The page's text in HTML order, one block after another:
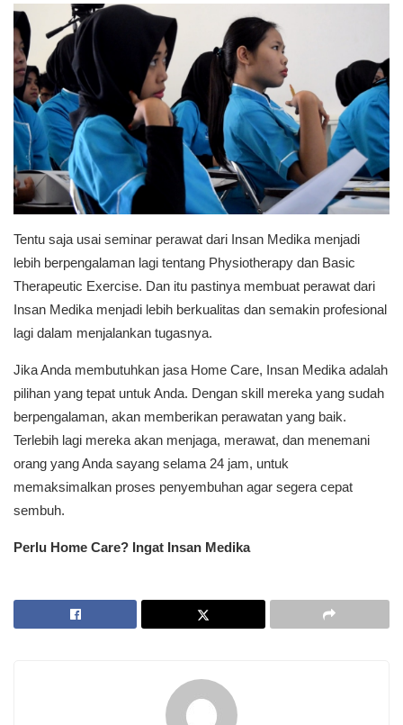
Tentu saja usai seminar perawat dari Insan Medika menjadi
lebih berpengalaman lagi tentang Physiotherapy dan Basic
Therapeutic Exercise. Dan itu pastinya membuat perawat dari
Insan Medika menjadi lebih berkualitas dan semakin profesional
lagi dalam menjalankan tugasnya.
Jika Anda membutuhkan jasa Home Care, Insan Medika adalah
pilihan yang tepat untuk Anda. Dengan skill mereka yang sudah
berpengalaman, akan memberikan perawatan yang baik.
Terlebih lagi mereka akan menjaga, merawat, dan menemani
orang yang Anda sayang selama 24 jam, untuk
memaksimalkan proses penyembuhan agar segera cepat
sembuh.
Perlu Home Care? Ingat Insan Medika